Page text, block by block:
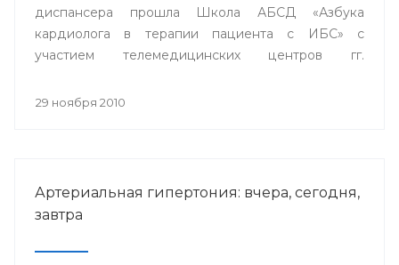
диспансера прошла Школа АБСД «Азбука
кардиолога в терапии пациента с ИБС» с
участием телемедицинских центров гг.
29 ноября 2010
Артериальная гипертония: вчера, сегодня,
завтра